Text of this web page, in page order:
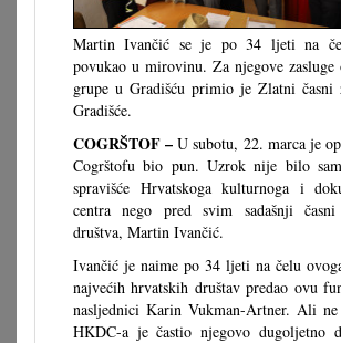
Martin Ivančić se je po 34 ljeti na
povukao u mirovinu. Za njegove zasluge
grupe u Gradišću primio je Zlatni časni
Gradišće.
COGRŠTOF – U subotu, 22. marca je
Cogrštofu bio pun. Uzrok nije bilo
spravišće Hrvatskoga kulturnoga i
centra nego pred svim sadašnji časni
društva, Martin Ivančić.
Ivančić je naime po 34 ljeti na čelu
najvećih hrvatskih društav predao ovu
nasljednici Karin Vukman-Artner. Ali ne
HKDC-a je častio njegovo dugoljetno